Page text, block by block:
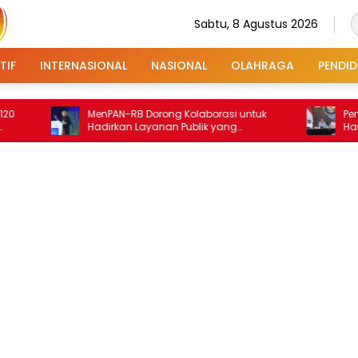
Sabtu, 8 Agustus 2026
INTERNASIONAL NASIONAL OLAHRAGA
MenPAN-RB Dorong Kolaborasi untuk
Hadirkan Layanan Publik yang
Terintegrasi dan Inklusif
Pemerintah
Hamil, Balita, dan